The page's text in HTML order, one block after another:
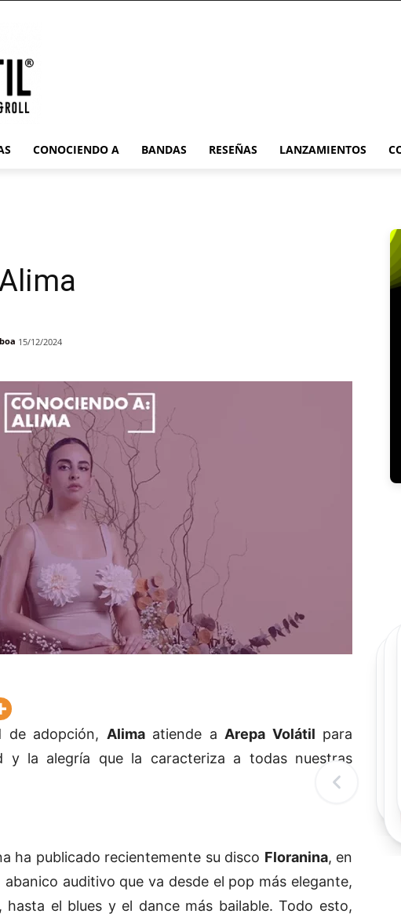
CONOCIENDO A BANDAS RESEÑAS LANZAMIENTOS
15/12/2024
de adopción, Alimaatiende a Arepa Volátil para
y la alegría que la caracteriza a todas nuestras
ha publicado recientemente su disco Floranina, en
auditivo que va desde el pop más elegante,
el blues y el dance más bailable. Todo esto,